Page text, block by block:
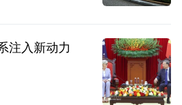
注入新动力